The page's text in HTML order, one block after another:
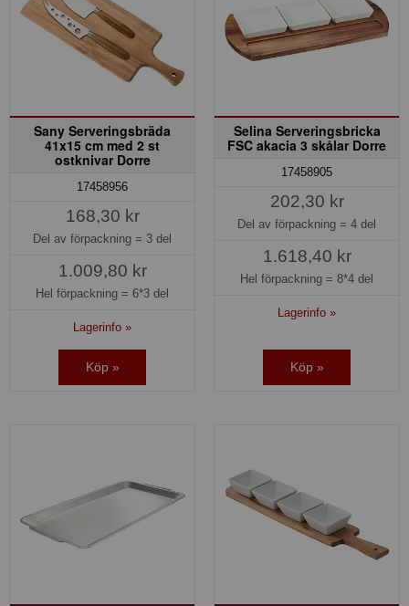
Sany Serveringsbräda
41x15 cm med 2 st
ostknivar Dorre
17458956
168,30 kr
Del av förpackning = 3 del
1.009,80 kr
Hel förpackning = 6*3 del
Lagerinfo »
Köp »
Selina Serveringsbricka
FSC akacia 3 skålar Dorre
17458905
202,30 kr
Del av förpackning = 4 del
1.618,40 kr
Hel förpackning = 8*4 del
Lagerinfo »
Köp »